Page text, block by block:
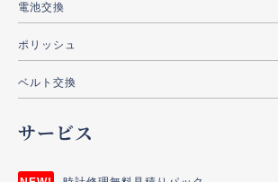
電池交換
ポリッシュ
ベルト交換
サービス